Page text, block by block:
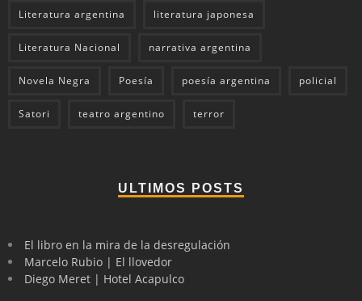
Literatura argentina literatura japonesa
Literatura Nacional narrativa argentina
Novela Negra Poesía poesía argentina policial
Satori teatro argentino terror
ULTIMOS POSTS
El libro en la mira de la desregulación
Marcelo Rubio | El llovedor
Diego Meret | Hotel Acapulco